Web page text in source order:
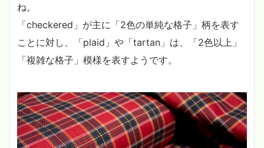
ね。
「checkered」が主に「2色の単純な格子」柄を表す
ことに対し、「plaid」や「tartan」は、「2色以上」
「複雑な格子」模様を表すようです。